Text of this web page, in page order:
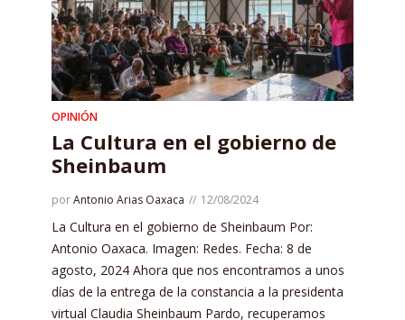
OPINIÓN
La Cultura en el gobierno de
Sheinbaum
porAntonio Arias Oaxaca 12/08/2024
La Cultura en el gobierno de Sheinbaum Por:
Antonio Oaxaca. Imagen: Redes. Fecha: 8 de
agosto, 2024 Ahora que nos encontramos a unos
días de la entrega de la constancia a la presidenta
virtual Claudia Sheinbaum Pardo, recuperamos